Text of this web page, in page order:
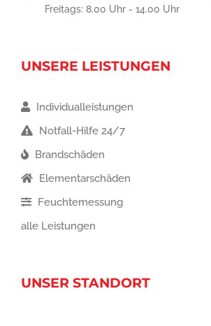
Freitags: 8.00 Uhr - 14.00 Uhr
UNSERE LEISTUNGEN
Individualleistungen
Notfall-Hilfe 24/7
Brandschäden
Elementarschäden
Feuchtemessung
alle Leistungen
UNSER STANDORT